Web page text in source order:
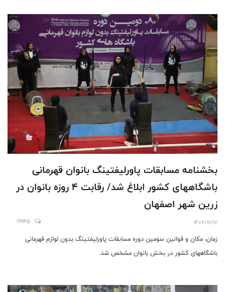
بخشنامه مسابقات پاورلیفتینگ بانوان قهرمانی
باشگاههای کشور ابلاغ شد/ رقابت 4 روزه بانوان در
زرین شهر اصفهان
1402/11/17
19945
زمان، مکان و قوانین سومین دوره مسابقات پاورلیفتینگ بدون لوازم قهرمانی
باشگاههای کشور در بخش بانوان مشخص شد.